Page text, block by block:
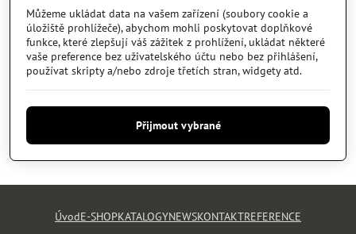
Můžeme ukládat data na vašem zařízení (soubory cookie a
úložiště prohlížeče), abychom mohli poskytovat doplňkové
funkce, které zlepšují váš zážitek z prohlížení, ukládat některé
vaše preference bez uživatelského účtu nebo bez přihlášení,
používat skripty a/nebo zdroje třetích stran, widgety atd.
Přijmout vybrané
ÚvodE-SHOPKATALOGYNEWSKONTAKTREFERENCE